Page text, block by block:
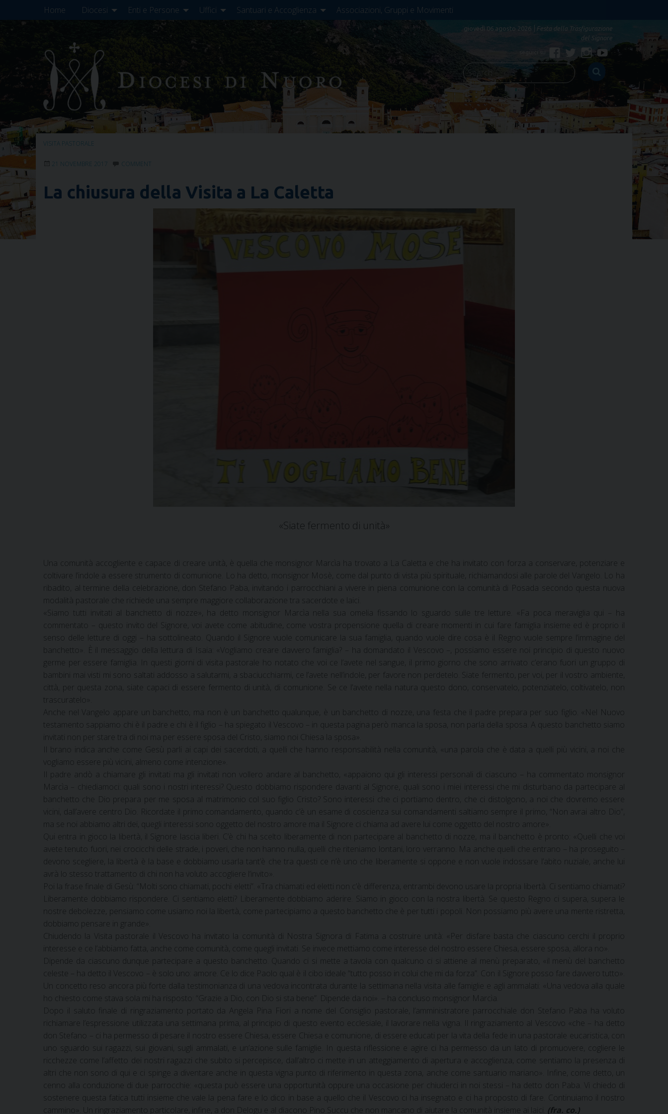
content
giovedì 06 agosto 2026
Festa della Trasfigurazione
del Signore
Facebook
Twitter
Home Diocesi Enti e Persone Uffici Santuari e Accoglienza Associazioni, Gruppi e Movimenti
VISITA PASTORALE
21 NOVEMBRE 2017 COMMENT
La chiusura della Visita a La Caletta
«Siate fermento di unità»
Una comunità accogliente e capace di creare unità, è quella che monsignor Marcìa ha trovato a La Caletta e che ha invitato con forza a conservare, potenziare e
coltivare l’indole a essere strumento di comunione. Lo ha detto, monsignor Mosè, come dal punto di vista più spirituale, richiamandosi alle parole del Vangelo. Lo ha
ribadito, al termine della celebrazione, don Stefano Paba, invitando i parrocchiani a vivere in piena comunione con la comunità di Posada secondo questa nuova
modalità pastorale che richiede una sempre maggiore collaborazione tra sacerdote e laici.
«Siamo tutti invitati al banchetto di nozze», ha detto monsignor Marcìa nella sua omelia fissando lo sguardo sulle tre letture. «Fa poca meraviglia qui – ha
commentato – questo invito del Signore, voi avete come abitudine, come vostra propensione quella di creare momenti in cui fare famiglia insieme ed è proprio il
senso delle letture di oggi – ha sottolineato. Quando il Signore vuole comunicare la sua famiglia, quando vuole dire cosa è il Regno vuole sempre l’immagine del
banchetto». È il messaggio della lettura di Isaia: «Vogliamo creare davvero famiglia? – ha domandato il Vescovo –, possiamo essere noi principio di questo nuovo
germe per essere famiglia. In questi giorni di visita pastorale ho notato che voi ce l’avete nel sangue, il primo giorno che sono arrivato c’erano fuori un gruppo di
bambini mai visti mi sono saltati addosso a salutarmi, a sbaciucchiarmi, ce l’avete nell’indole, per favore non perdetelo. Siate fermento, per voi, per il vostro ambiente,
città, per questa zona, siate capaci di essere fermento di unità, di comunione. Se ce l’avete nella natura questo dono, conservatelo, potenziatelo, coltivatelo, non
trascuratelo».
Anche nel Vangelo appare un banchetto, ma non è un banchetto qualunque, è un banchetto di nozze, una festa che il padre prepara per suo figlio. «Nel Nuovo
testamento sappiamo chi è il padre e chi è il figlio – ha spiegato il Vescovo – in questa pagina però manca la sposa, non parla della sposa. A questo banchetto siamo
invitati non per stare tra di noi ma per essere sposa del Cristo, siamo noi Chiesa la sposa».
Il brano indica anche come Gesù parli ai capi dei sacerdoti, a quelli che hanno responsabilità nella comunità, «una parola che è data a quelli più vicini, a noi che
vogliamo essere più vicini, almeno come intenzione».
Il padre andò a chiamare gli invitati ma gli invitati non vollero andare al banchetto, «appaiono qui gli interessi personali di ciascuno – ha commentato monsignor
Marcìa – chiediamoci: quali sono i nostri interessi? Questo dobbiamo rispondere davanti al Signore, quali sono i miei interessi che mi disturbano da partecipare al
banchetto che Dio prepara per me sposa al matrimonio col suo figlio Cristo? Sono interessi che ci portiamo dentro, che ci distolgono, a noi che dovremo essere
vicini, dall’avere centro Dio. Ricordate il primo comandamento, quando c’è un esame di coscienza sui comandamenti saltiamo sempre il primo, “Non avrai altro Dio”,
ma se noi abbiamo altri dei, quegli interessi sono oggetto del nostro amore ma il Signore ci chiama ad avere lui come oggetto del nostro amore».
Qui entra in gioco la libertà, il Signore lascia liberi. C’è chi ha scelto liberamente di non partecipare al banchetto di nozze, ma il banchetto è pronto: «Quelli che voi
avete tenuto fuori, nei crocicchi delle strade, i poveri, che non hanno nulla, quelli che riteniamo lontani, loro verranno. Ma anche quelli che entrano – ha proseguito –
devono scegliere, la libertà è la base e dobbiamo usarla tant’è che tra questi ce n’è uno che liberamente si oppone e non vuole indossare l’abito nuziale, anche lui
avrà lo stesso trattamento di chi non ha voluto accogliere l’invito».
Poi la frase finale di Gesù: “Molti sono chiamati, pochi eletti”. «Tra chiamati ed eletti non c’è differenza, entrambi devono usare la propria libertà. Ci sentiamo chiamati?
Liberamente dobbiamo rispondere. Ci sentiamo eletti? Liberamente dobbiamo aderire. Siamo in gioco con la nostra libertà. Se questo Regno ci supera, supera le
nostre debolezze, pensiamo come usiamo noi la libertà, come partecipiamo a questo banchetto che è per tutti i popoli. Non possiamo più avere una mente ristretta,
dobbiamo pensare in grande».
Chiudendo la Visita pastorale il Vescovo ha invitato la comunità di Nostra Signora di Fatima a costruire unità: «Per disfare basta che ciascuno cerchi il proprio
interesse e ce l’abbiamo fatta, anche come comunità, come quegli invitati. Se invece mettiamo come interesse del nostro essere Chiesa, essere sposa, allora no».
Dipende da ciascuno dunque partecipare a questo banchetto. Quando ci si mette a tavola con qualcuno ci si attiene al menù preparato, «il menù del banchetto
celeste – ha detto il Vescovo – è solo uno: amore. Ce lo dice Paolo qual è il cibo ideale “tutto posso in colui che mi da forza”. Con il Signore posso fare davvero tutto».
Un concetto reso ancora più forte dalla testimonianza di una vedova incontrata durante la settimana nella visita alle famiglie e agli ammalati: «Una vedova alla quale
ho chiesto come stava sola mi ha risposto: “Grazie a Dio, con Dio si sta bene”. Dipende da noi». – ha concluso monsignor Marcìa.
Dopo il saluto finale di ringraziamento portato da Angela Pina Fiori a nome del Consiglio pastorale, l’amministratore parrocchiale don Stefano Paba ha voluto
richiamare l’espressione utilizzata una settimana prima, al principio di questo evento ecclesiale, il lavorare nella vigna. Il ringraziamento al Vescovo «che – ha detto
don Stefano – ci ha permesso di pesare il nostro essere Chiesa, essere Chiesa e comunione, di essere educati per la vita della fede in una pastorale eucaristica, con
uno sguardo sui ragazzi, sui giovani, sugli ammalati, e un’azione sulle famiglie. In questa riflessione e agire ci ha permesso da un lato di promuovere, cogliere le
ricchezze come l’affetto dei nostri ragazzi che subito si percepisce, dall’altro ci mette in un atteggiamento di apertura e accoglienza, come sentiamo la presenza di
altri che non sono di qui e ci spinge a diventare anche in questa vigna punto di riferimento in questa zona, anche come santuario mariano». Infine, come detto, un
cenno alla conduzione di due parrocchie: «questa può essere una opportunità oppure una occasione per chiuderci in noi stessi – ha detto don Paba. Vi chiedo di
sostenere questa fatica tutti insieme che vale la pena fare e lo dico in base a quello che il Vescovo ci ha insegnato e ci ha proposto di fare. Continuiamo il nostro
cammino». Un ringraziamento particolare, infine, a don Delogu e al diacono Pino Succu che non mancano di aiutare la comunità insieme ai laici. (fra. co.)